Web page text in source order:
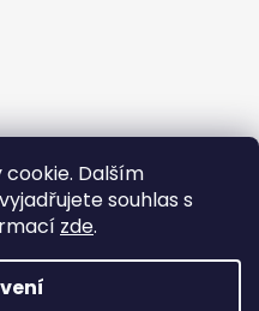
Dalším
souhlas s
zde.